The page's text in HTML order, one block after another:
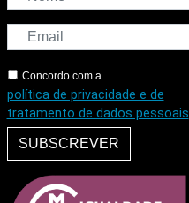
Concordo com a
política de privacidade e de
tratamento de dados pessoais
SUBSCREVER